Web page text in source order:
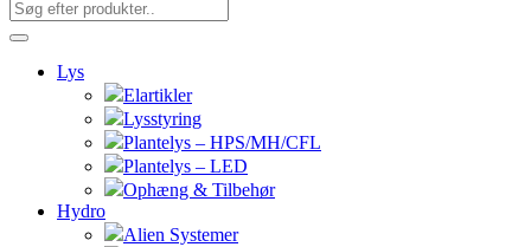
Lys
Elartikler
Lysstyring
Plantelys – HPS/MH/CFL
Plantelys – LED
Ophæng & Tilbehør
Hydro
Alien Systemer